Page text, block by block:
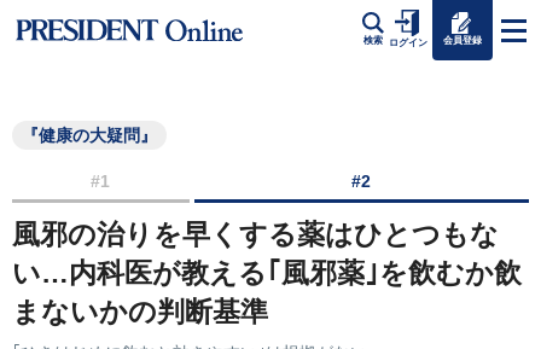
検索 ログイン 会員登録
『健康の大疑問』
#1 #2
風邪の治りを早くする薬はひとつもな
い…内科医が教える｢風邪薬｣を飲むか飲
まないかの判断基準